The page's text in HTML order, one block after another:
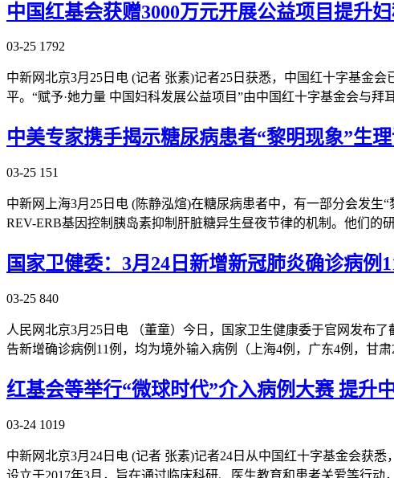
中国红基会获赠3000万元开展公益项目提升
03-25 1792
中新网北京3月25日电 (记者 张素)记者25日获悉，中国红十字基金
平。“赋予·她力量 中国妇科发展公益项目”由中国红十字基金会与拜
中美专家携手揭示糖尿病患者“黎明现象”生
03-25 151
中新网上海3月25日电 (陈静泓煊)在糖尿病患者中，有一部分会发
REV-ERB基因控制胰岛素抑制肝脏糖异生昼夜节律的机制。他们
国家卫健委：3月24日新增新冠肺炎确诊病例
03-25 840
人民网北京3月25日电 （董童）今日，国家卫生健康委于官网发布
告新增确诊病例11例，均为境外输入病例（上海4例，广东4例，甘
红基会等举行“微球时代”介入病例大赛 提升
03-24 1019
中新网北京3月24日电 (记者 张素)记者24日从中国红十字基金会获
设立于2017年3月，旨在通过临床科研、医生教育和患者关爱等行